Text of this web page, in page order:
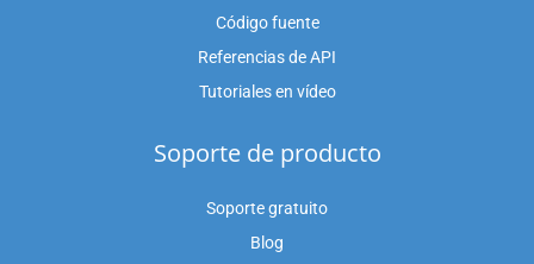
Código fuente
Referencias de API
Tutoriales en vídeo
Soporte de producto
Soporte gratuito
Blog